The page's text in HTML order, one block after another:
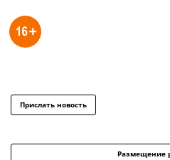
Прислать новость
Размещение